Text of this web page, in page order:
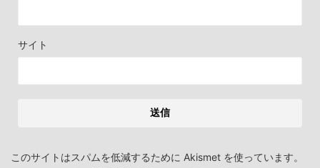
サイト
このサイトはスパムを低減するために Akismet を使っています。